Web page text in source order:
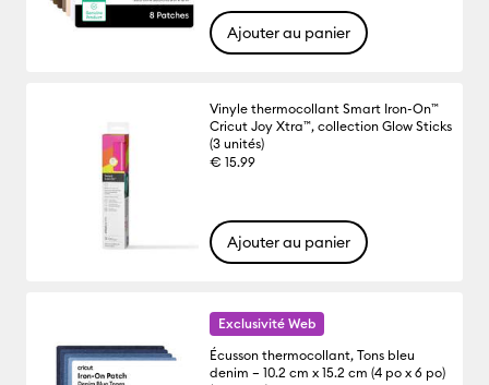
Ajouter au panier
Vinyle thermocollant Smart Iron-On™
Cricut Joy Xtra™, collection Glow Sticks
(3 unités)
€ 15.99
Ajouter au panier
Exclusivité Web
Écusson thermocollant, Tons bleu
denim – 10.2 cm x 15.2 cm (4 po x 6 po)